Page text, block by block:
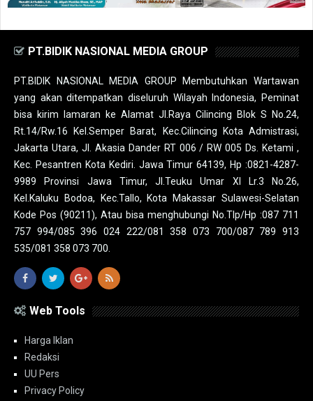
PT.BIDIK NASIONAL MEDIA GROUP
PT.BIDIK NASIONAL MEDIA GROUP Membutuhkan Wartawan
yang akan ditempatkan diseluruh Wilayah Indonesia, Peminat
bisa kirim lamaran ke Alamat Jl.Raya Cilincing Blok S No.24,
Rt.14/Rw.16 Kel.Semper Barat, Kec.Cilincing Kota Admistrasi,
Jakarta Utara, Jl. Akasia Dander RT 006 / RW 005 Ds. Ketami ,
Kec. Pesantren Kota Kediri. Jawa Timur 64139, Hp :0821-4287-
9989 Provinsi Jawa Timur, Jl.Teuku Umar XI Lr.3 No.26,
Kel.Kaluku Bodoa, Kec.Tallo, Kota Makassar Sulawesi-Selatan
Kode Pos (90211), Atau bisa menghubungi No.Tlp/Hp :087 711
757 994/085 396 024 222/081 358 073 700/087 789 913
535/081 358 073 700.
Web Tools
Harga Iklan
Redaksi
UU Pers
Privacy Policy